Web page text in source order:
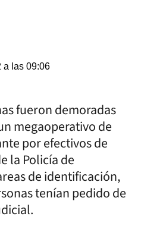
a las 09:06
fueron demoradas
megaoperativo de
por efectivos de
la Policía de
de identificación,
tenían pedido de